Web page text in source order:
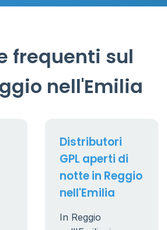
frequenti sul
nell'Emilia
Distributori
GPL aperti di
notte in Reggio
nell'Emilia
In Reggio